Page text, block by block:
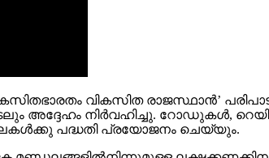
വികസിത രാജസ്ഥാൻ’
അദ്ദേഹം നിർവഹിച്ചു. റോഡുകള്‍,
പദ്ധതി പ്രയോജനം ചെയ്യും.